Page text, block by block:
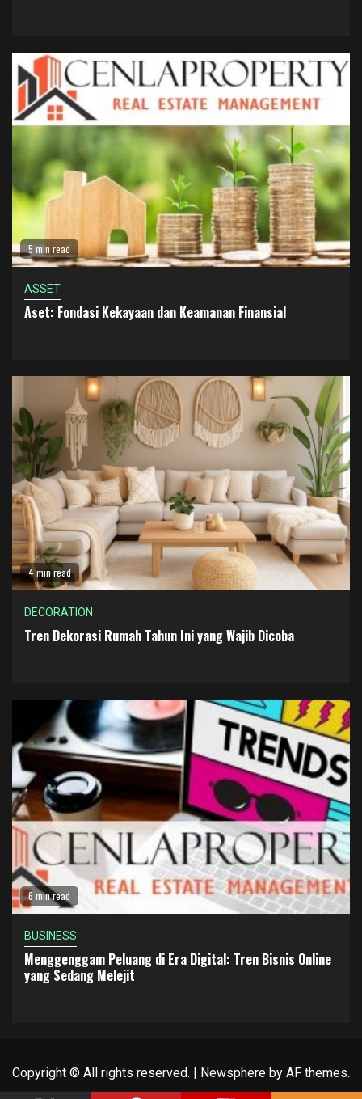
5 min read
ASSET
Aset: Fondasi Kekayaan dan Keamanan Finansial
4 min read
DECORATION
Tren Dekorasi Rumah Tahun Ini yang Wajib Dicoba
6 min read
BUSINESS
Menggenggam Peluang di Era Digital: Tren Bisnis Online
yang Sedang Melejit
Copyright © All rights reserved. Newsphere by AF themes.